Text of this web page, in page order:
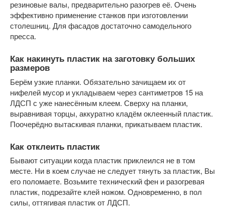
резиновые валы, предварительно разогрев её. Очень
эффективно применение станков при изготовлении
столешниц. Для фасадов достаточно самодельного
пресса.
Как накинуть пластик на заготовку больших
размеров
Берём узкие планки. Обязательно зачищаем их от
нифелей мусор и укладываем через сантиметров 15 на
ЛДСП с уже нанесённым клеем. Сверху на планки,
выравнивая торцы, аккуратно кладём оклеенный пластик.
Поочерёдно вытаскивая планки, прикатываем пластик.
Как отклеить пластик
Бывают ситуации когда пластик приклеился не в том
месте. Ни в коем случае не следует тянуть за пластик, Вы
его поломаете. Возьмите технический фен и разогревая
пластик, подрезайте клей ножом. Одновременно, в пол
силы, оттягивая пластик от ЛДСП.